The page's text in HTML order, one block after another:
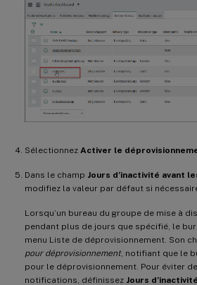
Sélectionnez Activer le
Dans le champ Jours d’inactivité avant
modifiez la valeur par défaut si
Lorsqu’un bureau du groupe de mise à
pendant plus de jours que spécifié, le
menu Liste de déprovisionnement. Son
pour déprovisionnement, notifiant que le
pour le déprovisionnement. Pour éviter
notifications, définissez Jours